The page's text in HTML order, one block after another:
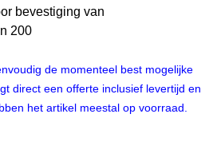
bevestiging van
200
de momenteel best mogelijke
direct een offerte inclusief levertijd en
het artikel meestal op voorraad.